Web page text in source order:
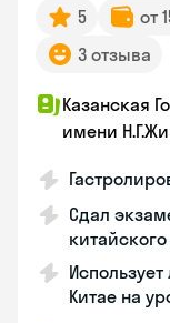
5 от
3 отзыва
Казанская
имени
Сдал
Китае на